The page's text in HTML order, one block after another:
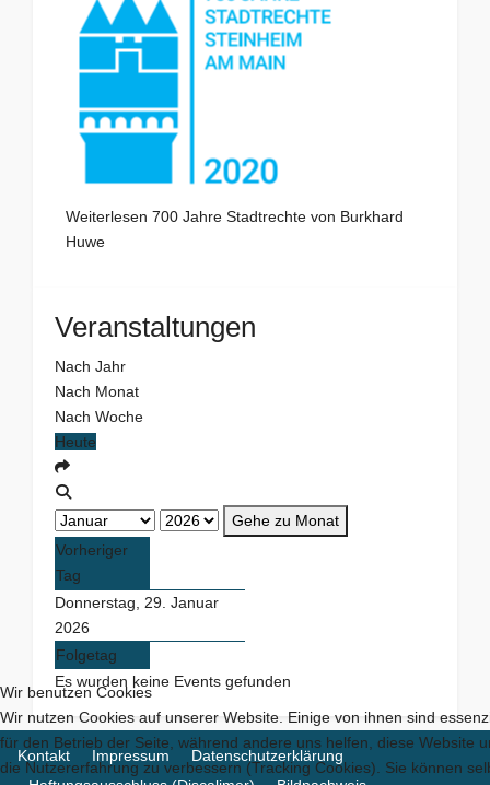
Weiterlesen 700 Jahre Stadtrechte von Burkhard
Huwe
Veranstaltungen
Nach Jahr
Nach Monat
Nach Woche
Heute
Gehe zu Monat
Vorheriger
Tag
Donnerstag, 29. Januar
2026
Folgetag
Es wurden keine Events gefunden
Kontakt Impressum
Datenschutzerklärung
Wir benutzen Cookies
Wir nutzen Cookies auf unserer Website. Einige von ihnen sind
für den Betrieb der Seite, während andere uns helfen, diese Website
die Nutzererfahrung zu verbessern (Tracking Cookies). Sie können